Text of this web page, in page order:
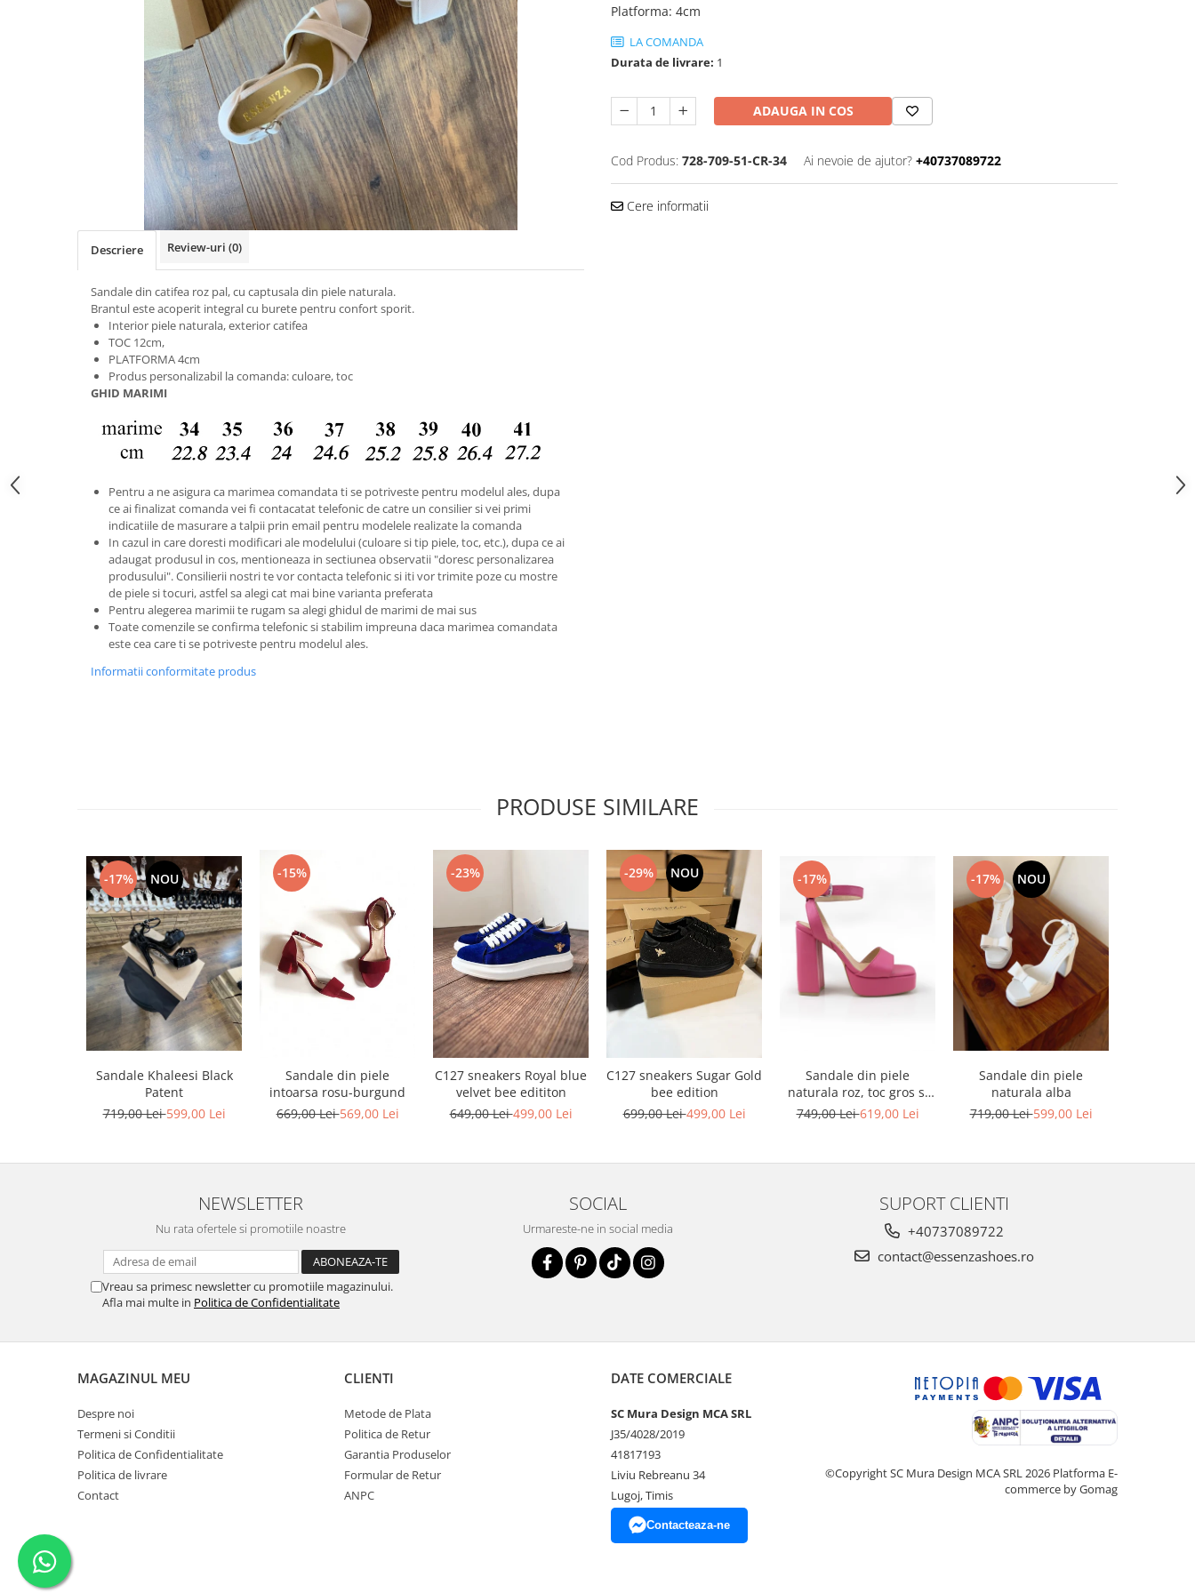
Platforma: 4cm
LA COMANDA
Durata de livrare: 1
ADAUGA IN COS
Cod Produs: 728-709-51-CR-34 Ai nevoie de ajutor? +40737089722
Cere informatii
Descriere Review-uri (0)
Sandale din catifea roz pal, cu captusala din piele naturala.
Brantul este acoperit integral cu burete pentru confort sporit.
Interior piele naturala, exterior catifea
TOC 12cm,
PLATFORMA 4cm
Produs personalizabil la comanda: culoare, toc
GHID MARIMI
Pentru a ne asigura ca marimea comandata ti se potriveste pentru modelul ales, dupa
ce ai finalizat comanda vei fi contacatat telefonic de catre un consilier si vei primi
indicatiile de masurare a talpii prin email pentru modelele realizate la comanda
In cazul in care doresti modificari ale modelului (culoare si tip piele, toc, etc.), dupa ce ai
adaugat produsul in cos, mentioneaza in sectiunea observatii "doresc personalizarea
produsului". Consilierii nostri te vor contacta telefonic si iti vor trimite poze cu mostre
de piele si tocuri, astfel sa alegi cat mai bine varianta preferata
Pentru alegerea marimii te rugam sa alegi ghidul de marimi de mai sus
Toate comenzile se confirma telefonic si stabilim impreuna daca marimea comandata
este cea care ti se potriveste pentru modelul ales.
Informatii conformitate produs
PRODUSE SIMILARE
-17% NOU
Sandale Khaleesi Black
Patent
719,00 Lei599,00 Lei
-15%
Sandale din piele
intoarsa rosu-burgund
669,00 Lei569,00 Lei
-23%
C127 sneakers Royal blue
velvet bee edititon
649,00 Lei499,00 Lei
-29% NOU
C127 sneakers Sugar Gold
bee edition
699,00 Lei499,00 Lei
-17%
Sandale din piele
naturala roz, toc gros si
platforma
749,00 Lei619,00 Lei
-17% NOU
Sandale din piele
naturala alba
719,00 Lei599,00 Lei
NEWSLETTER
Nu rata ofertele si promotiile noastre
Vreau sa primesc newsletter cu promotiile magazinului.
Afla mai multe in Politica de Confidentialitate
SOCIAL
Urmareste-ne in social media
SUPORT CLIENTI
+40737089722
contact@essenzashoes.ro
MAGAZINUL MEU
Despre noi
Termeni si Conditii
Politica de Confidentialitate
Politica de livrare
Contact
CLIENTI
Metode de Plata
Politica de Retur
Garantia Produselor
Formular de Retur
ANPC
DATE COMERCIALE
SC Mura Design MCA SRL
J35/4028/2019
41817193
Liviu Rebreanu 34
Lugoj, Timis
Contacteaza-ne
©Copyright SC Mura Design MCA SRL 2026 Platforma E-
commerce by Gomag